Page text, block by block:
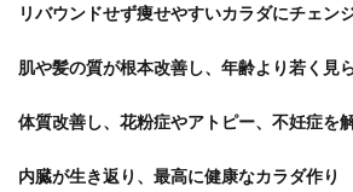
リバウンドせず痩せやすいカラダにチェン
肌や髪の質が根本改善し、年齢より若く見
体質改善し、花粉症やアトピー、不妊症を
内臓が生き返り、最高に健康なカラダ作り